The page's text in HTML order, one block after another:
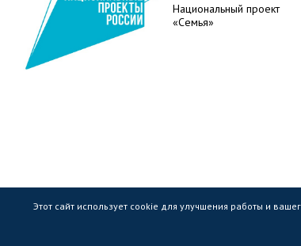
Национальный проект
«Семья»
Государственное областное
Этот сайт использует cookie для улучшения работы и